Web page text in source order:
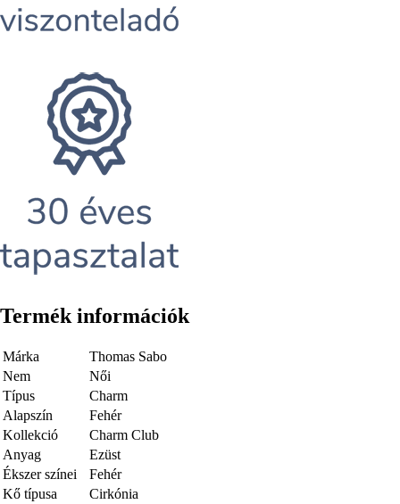
Termék információk
Márka
Thomas Sabo
Nem
Női
Típus
Charm
Alapszín
Fehér
Kollekció
Charm Club
Anyag
Ezüst
Ékszer színei
Fehér
Kő típusa
Cirkónia